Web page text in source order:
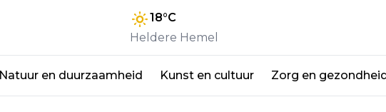
18°C
Heldere Hemel
Natuur en duurzaamheid Kunst en cultuur Zorg en